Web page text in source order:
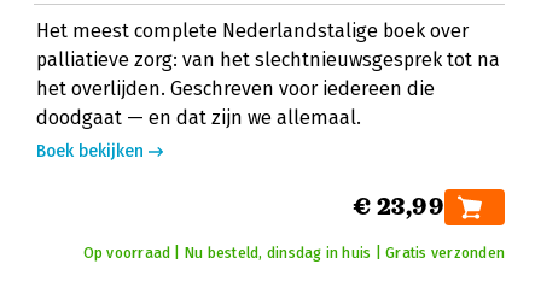
Het meest complete Nederlandstalige boek over
palliatieve zorg: van het slechtnieuwsgesprek tot na
het overlijden. Geschreven voor iedereen die
doodgaat — en dat zijn we allemaal.
Boek bekijken
€ 23,99
Op voorraad | Nu besteld, dinsdag in huis | Gratis verzonden